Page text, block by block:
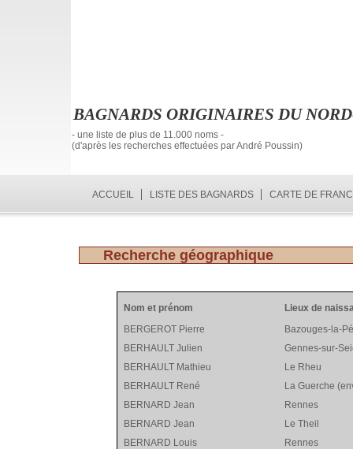
BAGNARDS ORIGINAIRES DU
- une liste de plus de 11.000 noms -
(d'après les recherches effectuées par André Poussin)
ACCUEIL LISTE DES BAGNARDS CARTE DE
Recherche géographique
Nom et prénom
Lieux de
BERGEROT Pierre
Bazouges-la-
BERHAULT Julien
Gennes-sur-
BERHAULT Mathieu
Le Rheu
BERHAULT René
La Guerche
BERNARD Jean
Rennes
BERNARD Jean
Le Theil
BERNARD Louis
Rennes